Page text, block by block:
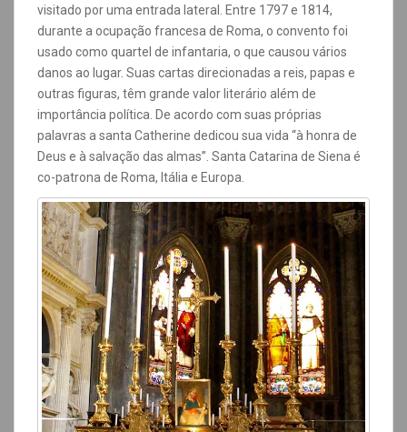
visitado por uma entrada lateral. Entre 1797 e 1814,
durante a ocupação francesa de Roma, o convento foi
usado como quartel de infantaria, o que causou vários
danos ao lugar. Suas cartas direcionadas a reis, papas e
outras figuras, têm grande valor literário além de
importância política. De acordo com suas próprias
palavras a santa Catherine dedicou sua vida “à honra de
Deus e à salvação das almas”. Santa Catarina de Siena é
co-patrona de Roma, Itália e Europa.